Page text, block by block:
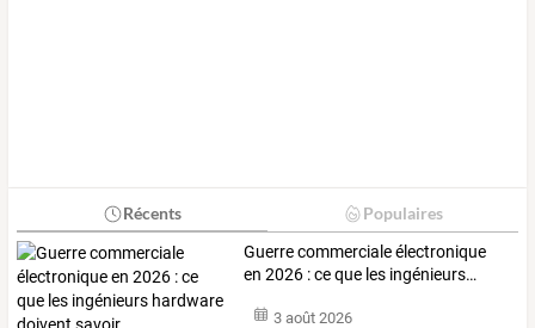
Récents Populaires
Guerrecommercialeélectronique
en 2026 :ceque les ingénieurs…
3 août 2026